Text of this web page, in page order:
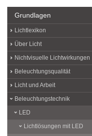
Grundlagen
Lichtlexikon
Über Licht
Nichtvisuelle Lichtwirkungen
Beleuchtungsqualität
Licht und Arbeit
Beleuchtungstechnik
LED
Lichtlösungen mit LED